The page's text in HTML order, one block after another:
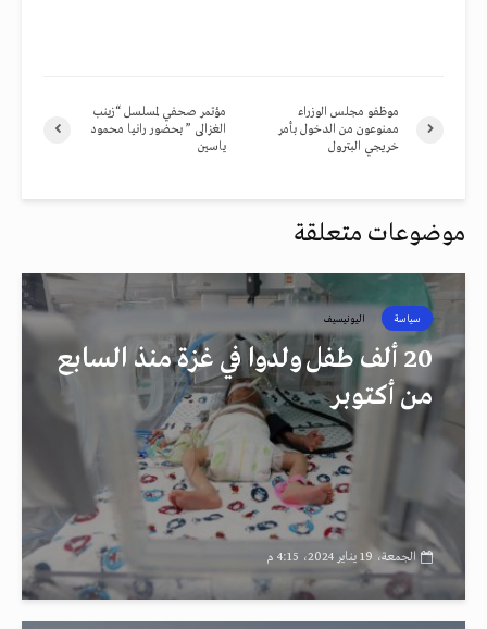
مؤتمر صحفي لمسلسل “زينب
الغزالى ” بحضور رانيا محمود
ياسين
موظفو مجلس الوزراء
ممنوعون من الدخول بأمر
خريجي البترول
موضوعات متعلقة
سياسة اليونيسيف
20 ألف طفل ولدوا في غزة منذ السابع
من أكتوبر
الجمعة، 19 يناير 2024، 4:15 م